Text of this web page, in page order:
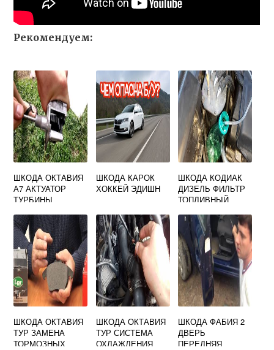
Рекомендуем:
ШКОДА ОКТАВИЯ
А7 АКТУАТОР
ТУРБИНЫ
ШКОДА КАРОК
ХОККЕЙ ЭДИШН
ШКОДА КОДИАК
ДИЗЕЛЬ ФИЛЬТР
ТОПЛИВНЫЙ
ШКОДА ОКТАВИЯ
ТУР ЗАМЕНА
ТОРМОЗНЫХ
ШКОДА ОКТАВИЯ
ТУР СИСТЕМА
ОХЛАЖДЕНИЯ
ШКОДА ФАБИЯ 2
ДВЕРЬ
ПЕРЕДНЯЯ